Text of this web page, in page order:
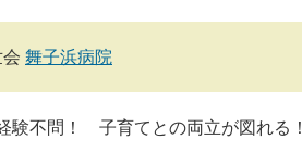
舞子浜病院
不問！ 子育てとの両立が図れる！